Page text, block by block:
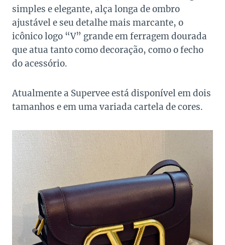
simples e elegante, alça longa de ombro
ajustável e seu detalhe mais marcante, o
icônico logo “V” grande em ferragem dourada
que atua tanto como decoração, como o fecho
do acessório.
Atualmente a Supervee está disponível em dois
tamanhos e em uma variada cartela de cores.